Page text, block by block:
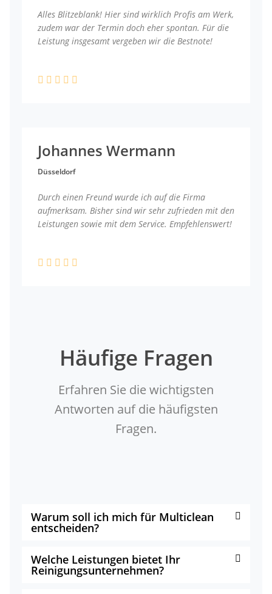
Alles Blitzeblank! Hier sind wirklich Profis am Werk,
zudem war der Termin doch eher spontan. Für die
Leistung insgesamt vergeben wir die Bestnote!
Johannes Wermann
Düsseldorf
Durch einen Freund wurde ich auf die Firma
aufmerksam. Bisher sind wir sehr zufrieden mit den
Leistungen sowie mit dem Service. Empfehlenswert!
Häufige Fragen
Erfahren Sie die wichtigsten
Antworten auf die häufigsten
Fragen.
Warum soll ich mich für Multiclean
entscheiden?
Welche Leistungen bietet Ihr
Reinigungsunternehmen?